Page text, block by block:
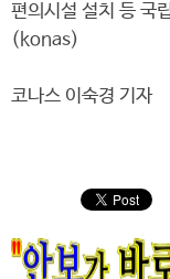
편의시설 설치 등 국
(konas)
코나스 이숙경 기자